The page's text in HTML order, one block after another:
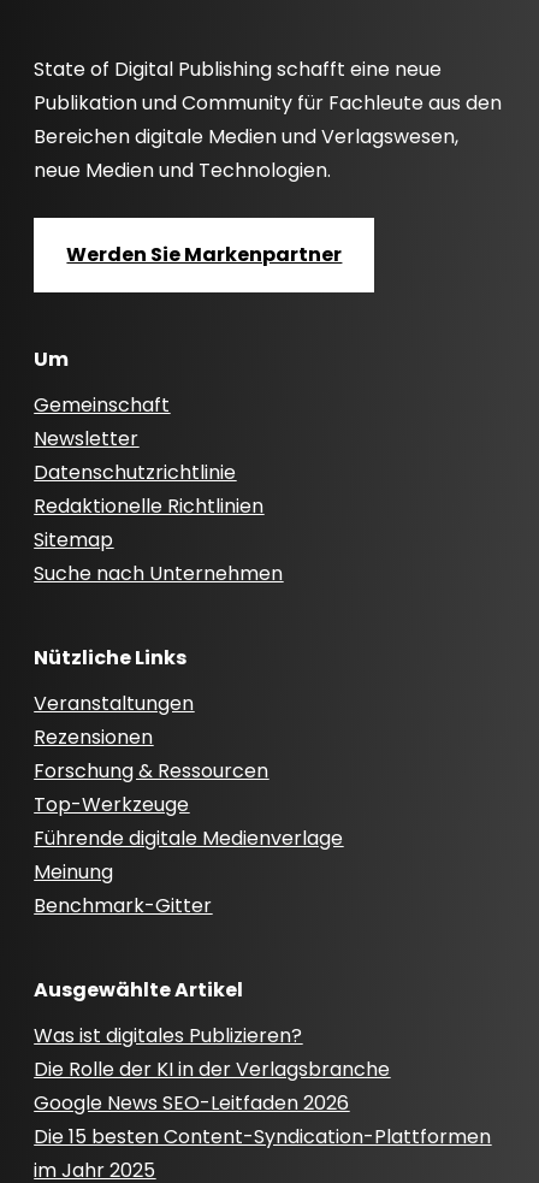
State of Digital Publishing schafft eine neue
Publikation und Community für Fachleute aus den
Bereichen digitale Medien und Verlagswesen,
neue Medien und Technologien.
Werden Sie Markenpartner
Um
Gemeinschaft
Newsletter
Datenschutzrichtlinie
Redaktionelle Richtlinien
Sitemap
Suche nach Unternehmen
Nützliche Links
Veranstaltungen
Rezensionen
Forschung & Ressourcen
Top-Werkzeuge
Führende digitale Medienverlage
Meinung
Benchmark-Gitter
Ausgewählte Artikel
Was ist digitales Publizieren?
Die Rolle der KI in der Verlagsbranche
Google News SEO-Leitfaden 2026
Die 15 besten Content-Syndication-Plattformen
im Jahr 2025